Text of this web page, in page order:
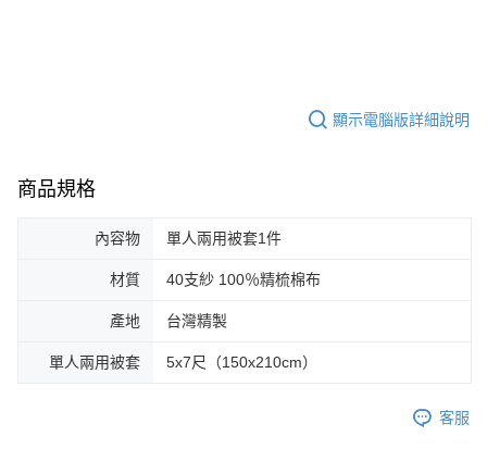
顯示電腦版詳細說明
商品規格
內容物 單人兩用被套1件
材質 40支紗 100％精梳棉布
產地 台灣精製
單人兩用被套 5x7尺（150x210cm）
客服